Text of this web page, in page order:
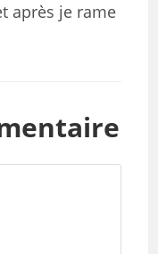
après je rame